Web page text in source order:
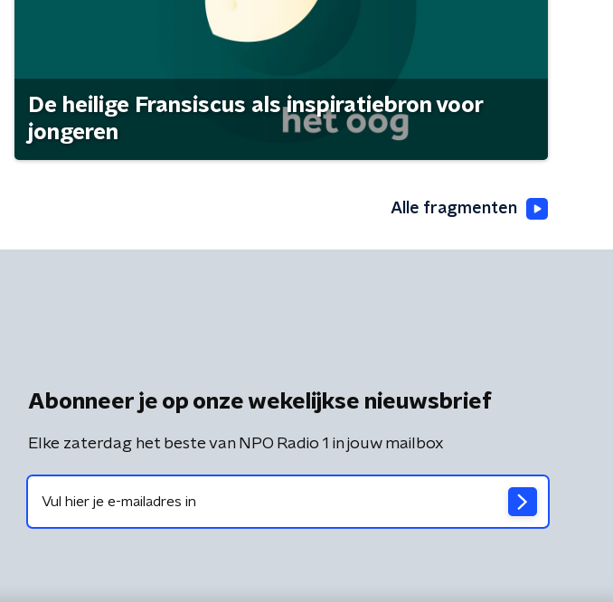
De heilige Fransiscus als inspiratiebron voor
jongeren
Alle fragmenten
Abonneer je op onze wekelijkse nieuwsbrief
Elke zaterdag het beste van NPO Radio 1 in jouw mailbox